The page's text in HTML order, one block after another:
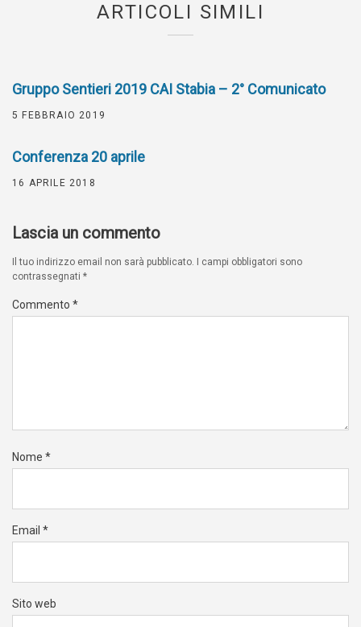
ARTICOLI SIMILI
Gruppo Sentieri 2019 CAI Stabia – 2° Comunicato
5 FEBBRAIO 2019
Conferenza 20 aprile
16 APRILE 2018
Lascia un commento
Il tuo indirizzo email non sarà pubblicato.
I campi obbligatori sono
contrassegnati *
Commento *
Nome *
Email *
Sito web